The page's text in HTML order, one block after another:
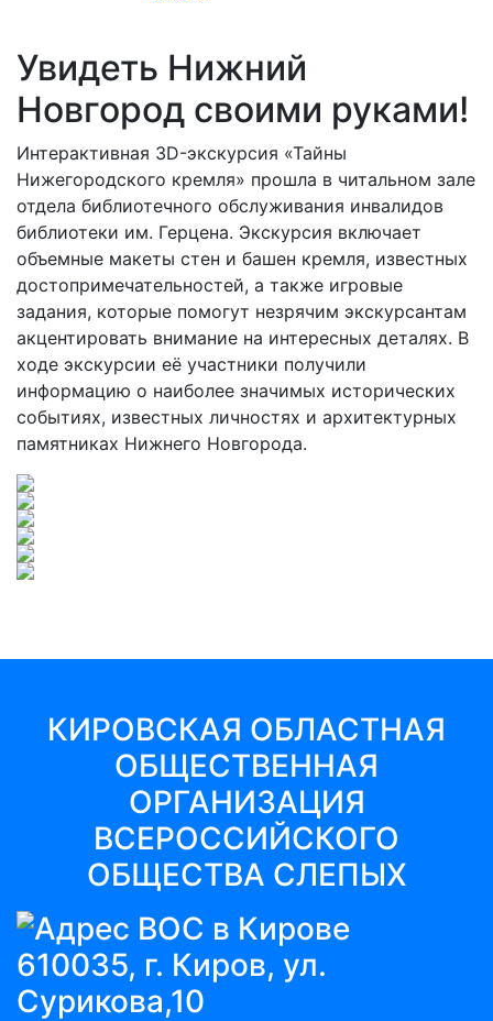
Увидеть Нижний
Новгород своими руками!
Интерактивная 3D-экскурсия «Тайны
Нижегородского кремля» прошла в читальном зале
отдела библиотечного обслуживания инвалидов
библиотеки им. Герцена. Экскурсия включает
объемные макеты стен и башен кремля, известных
достопримечательностей, а также игровые
задания, которые помогут незрячим экскурсантам
акцентировать внимание на интересных деталях. В
ходе экскурсии её участники получили
информацию о наиболее значимых исторических
событиях, известных личностях и архитектурных
памятниках Нижнего Новгорода.
КИРОВСКАЯ ОБЛАСТНАЯ
ОБЩЕСТВЕННАЯ
ОРГАНИЗАЦИЯ
ВСЕРОССИЙСКОГО
ОБЩЕСТВА СЛЕПЫХ
610035, г. Киров, ул.
Сурикова,10